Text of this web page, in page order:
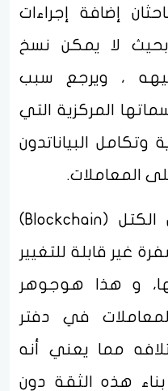
باحثان إضافة إجراءات
لا يمكن نسخ
، ويرجع سبب
المركزية التي
وتكامل البياناتدون
المعاملات.
لذا فإن مفهوم سلاسل الكتل (Blockchain)
غير قابلة للتغيير
و هذا هوجوهر
في دفتر
مما يعني أنه
هذه الثقة دون